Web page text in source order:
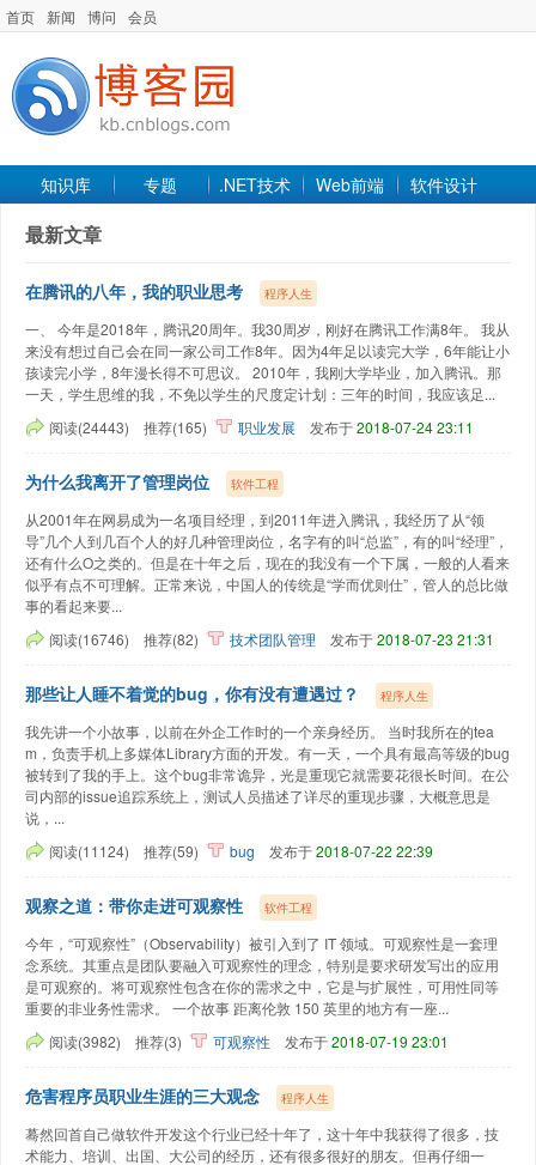
首页 新闻 博问 会员
知识库 专题 .NET技术 Web前端
软件设计
手机开发
最新文章
在腾讯的八年，我的职业思考 程序人生
一、 今年是2018年，腾讯20周年。我30周岁，刚好在腾讯工作满8年。 我从
来没有想过自己会在同一家公司工作8年。因为4年足以读完大学，6年能让小
孩读完小学，8年漫长得不可思议。 2010年，我刚大学毕业，加入腾讯。那
一天，学生思维的我，不免以学生的尺度定计划：三年的时间，我应该足...
阅读(24443)
推荐(165) 职业发展 发布于2018-07-24 23:11
为什么我离开了管理岗位 软件工程
从2001年在网易成为一名项目经理，到2011年进入腾讯，我经历了从“领
导”几个人到几百个人的好几种管理岗位，名字有的叫“总监”，有的叫“经理”，
还有什么O之类的。但是在十年之后，现在的我没有一个下属，一般的人看来
似乎有点不可理解。正常来说，中国人的传统是“学而优则仕”，管人的总比做
事的看起来要...
阅读(16746)
推荐(82) 技术团队管理 发布于2018-07-23 21:31
那些让人睡不着觉的bug，你有没有遭遇过？ 程序人生
我先讲一个小故事，以前在外企工作时的一个亲身经历。 当时我所在的tea
m，负责手机上多媒体Library方面的开发。有一天，一个具有最高等级的bug
被转到了我的手上。这个bug非常诡异，光是重现它就需要花很长时间。在公
司内部的issue追踪系统上，测试人员描述了详尽的重现步骤，大概意思是
说，...
阅读(11124)
推荐(59) bug 发布于2018-07-22 22:39
观察之道：带你走进可观察性 软件工程
今年，“可观察性”（Observability）被引入到了 IT 领域。可观察性是一套理
念系统。其重点是团队要融入可观察性的理念，特别是要求研发写出的应用
是可观察的。将可观察性包含在你的需求之中，它是与扩展性，可用性同等
重要的非业务性需求。 一个故事 距离伦敦 150 英里的地方有一座...
阅读(3982)
推荐(3) 可观察性 发布于2018-07-19 23:01
危害程序员职业生涯的三大观念 程序人生
蓦然回首自己做软件开发这个行业已经十年了，这十年中我获得了很多，技
术能力、培训、出国、大公司的经历，还有很多很好的朋友。但再仔细一